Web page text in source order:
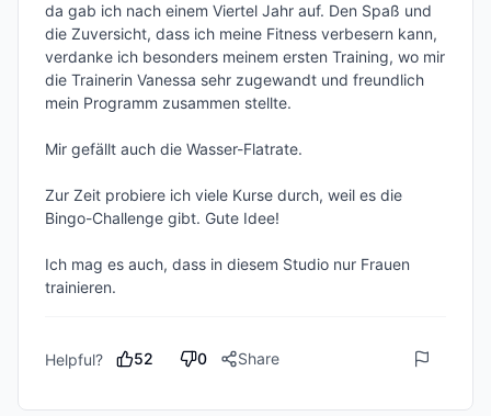
da gab ich nach einem Viertel Jahr auf. Den Spaß und
die Zuversicht, dass ich meine Fitness verbesern kann,
verdanke ich besonders meinem ersten Training, wo mir
die Trainerin Vanessa sehr zugewandt und freundlich
mein Programm zusammen stellte.
Mir gefällt auch die Wasser-Flatrate.
Zur Zeit probiere ich viele Kurse durch, weil es die
Bingo-Challenge gibt. Gute Idee!
Ich mag es auch, dass in diesem Studio nur Frauen
trainieren.
Helpful? 52 0 Share